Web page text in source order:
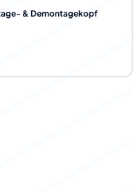
& Demontagekopf